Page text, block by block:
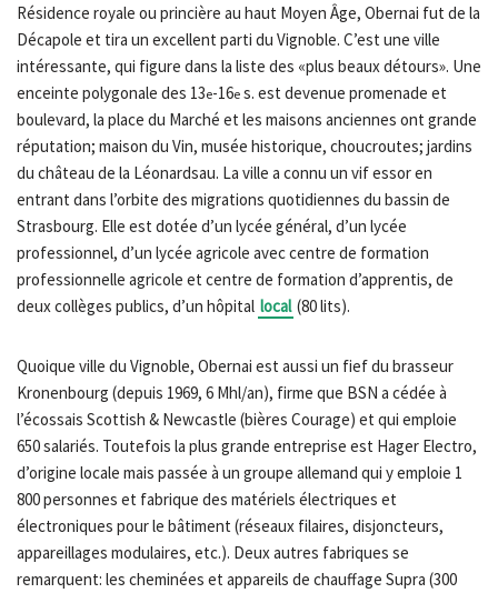
Résidence royale ou princière au haut Moyen Âge, Obernai fut de la
Décapole et tira un excellent parti du Vignoble. C’est une ville
intéressante, qui figure dans la liste des «plus beaux détours». Une
enceinte polygonale des 13e-16e s. est devenue promenade et
boulevard, la place du Marché et les maisons anciennes ont grande
réputation; maison du Vin, musée historique, choucroutes; jardins
du château de la Léonardsau. La ville a connu un vif essor en
entrant dans l’orbite des migrations quotidiennes du bassin de
Strasbourg. Elle est dotée d’un lycée général, d’un lycée
professionnel, d’un lycée agricole avec centre de formation
professionnelle agricole et centre de formation d’apprentis, de
deux collèges publics, d’un hôpital local (80 lits).
Quoique ville du Vignoble, Obernai est aussi un fief du brasseur
Kronenbourg (depuis 1969, 6 Mhl/an), firme que BSN a cédée à
l’écossais Scottish & Newcastle (bières Courage) et qui emploie
650 salariés. Toutefois la plus grande entreprise est Hager Electro,
d’origine locale mais passée à un groupe allemand qui y emploie 1
800 personnes et fabrique des matériels électriques et
électroniques pour le bâtiment (réseaux filaires, disjoncteurs,
appareillages modulaires, etc.). Deux autres fabriques se
remarquent: les cheminées et appareils de chauffage Supra (300